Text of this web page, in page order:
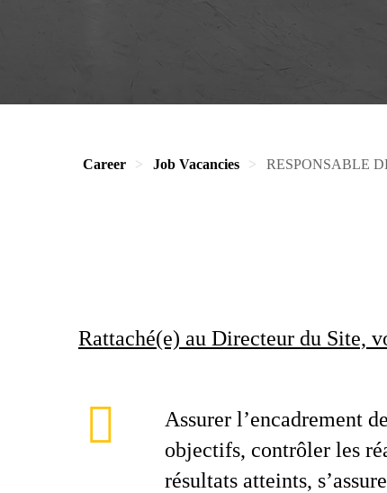
Career Job Vacancies RESPONSABLE
Rattaché(e) au Directeur du Site,
Assurer l’encadrement
objectifs, contrôler les
résultats atteints,